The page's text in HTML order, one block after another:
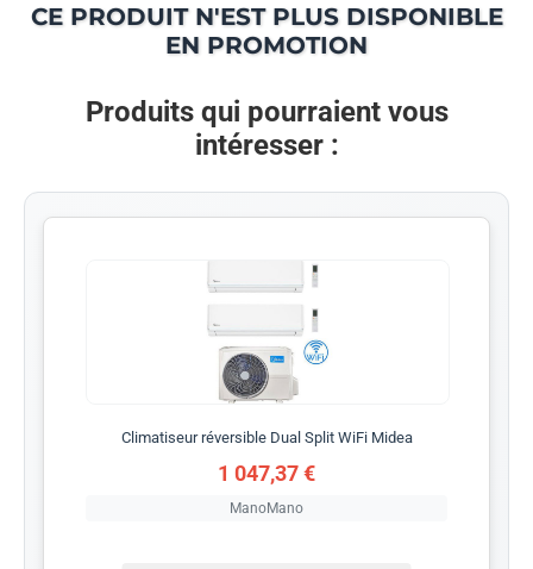
CE PRODUIT N'EST PLUS DISPONIBLE
EN PROMOTION
Produits qui pourraient vous
intéresser :
Climatiseur réversible Dual Split WiFi Midea
1 047,37 €
ManoMano